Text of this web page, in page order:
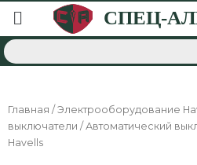
Главная / Электрооборудование
выключатели / Автоматический
Havells